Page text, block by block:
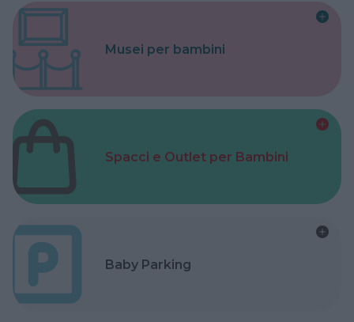
Musei per bambini
Spacci e Outlet per Bambini
Baby Parking